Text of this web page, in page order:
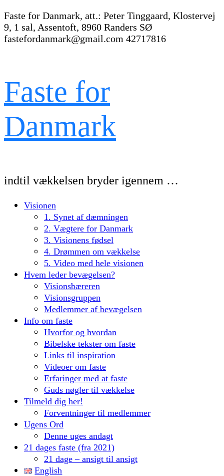
Faste for Danmark, att.: Peter Tinggaard, Klostervej
9, 1 sal, Assentoft, 8960 Randers SØ
fastefordanmark@gmail.com 42717816
Faste for
Danmark
indtil vækkelsen bryder igennem …
Visionen
1. Synet af dæmningen
2. Vægtere for Danmark
3. Visionens fødsel
4. Drømmen om vækkelse
5. Video med hele visionen
Hvem leder bevægelsen?
Visionsbæreren
Visionsgruppen
Medlemmer af bevægelsen
Info om faste
Hvorfor og hvordan
Bibelske tekster om faste
Links til inspiration
Videoer om faste
Erfaringer med at faste
Guds nøgler til vækkelse
Tilmeld dig her!
Forventninger til medlemmer
Ugens Ord
Denne uges andagt
21 dages faste (fra 2021)
21 dage – ansigt til ansigt
English